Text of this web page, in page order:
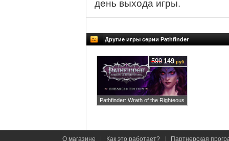
день выхода игры.
Другие игры серии Pathfinder
Pathfinder: Wrath of the Righteous
599 149 руб
О магазине Как это работает? Партнерская